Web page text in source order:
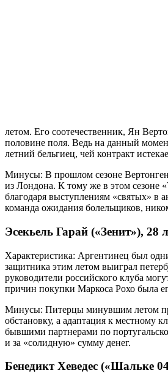
летом. Его соотечественник, Ян
половине поля. Ведь на данный
летний бельгиец, чей контракт
Минусы: В прошлом сезоне Вертонген
из Лондона. К тому же в этом сезоне
благодаря выступлениям «святых» в
команда ожидания болельщиков,
Эсекьель Гарай («Зенит»), 28
Характеристика: Аргентинец был
защитника этим летом выиграл
руководители российского клуба
причин покупки Маркоса Рохо была
Минусы: Питерцы минувшим летом
обстановку, а адаптация к местному
бывшими партнерами по
и за «солидную» сумму денег.
Бенедикт Хеведес («Шальке